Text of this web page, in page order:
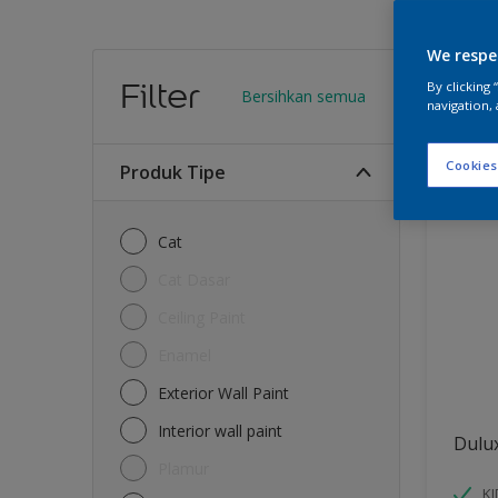
Filter Bersihkan semua
Produk Tipe
Cat
Exterior Wall Paint
Interior wall paint
We
By clicking
navigation,